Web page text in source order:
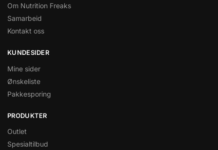
Om Nutrition Freaks
Samarbeid
Kontakt oss
KUNDESIDER
Mine sider
Ønskeliste
Pakkesporing
PRODUKTER
Outlet
Spesialtilbud